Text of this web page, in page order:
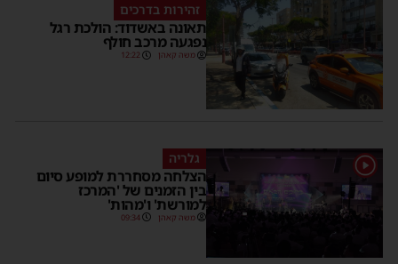
זהירות בדרכים
תאונה באשדוד: הולכת רגל
נפגעה מרכב חולף
משה קאהן 12:22
1 גלריה
הצלחה מסחררת למופע סיום
בין הזמנים של 'המרכז
למורשת' ו'מהות'
משה קאהן 09:34